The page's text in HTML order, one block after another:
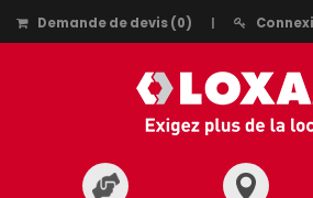
Demande de devis(0)